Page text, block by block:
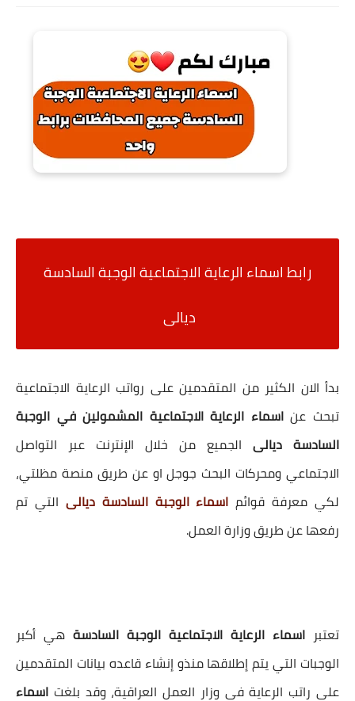
رابط اسماء الرعاية الاجتماعية الوجبة السادسة
ديالى
بدأ الان الكثير من المتقدمين على رواتب الرعاية الاجتماعية
تبحث عناسماء الرعاية الاجتماعية المشمولين في الوجبة
السادسة ديالى الجميع من خلال الإنترنت عبر التواصل
الاجتماعي ومحركات البحث جوجل او عن طريق منصة مظلتي،
لكي معرفة قوائم اسماء الوجبة السادسة ديالى التي تم
رفعها عن طريق وزارة العمل.
تعتبر اسماء الرعاية الاجتماعية الوجبة السادسة هي أكبر
الوجبات التي يتم إطلاقها منذو إنشاء قاعده بيانات المتقدمين
على راتب الرعاية في وزار العمل العراقية، وقد بلغت اسماء